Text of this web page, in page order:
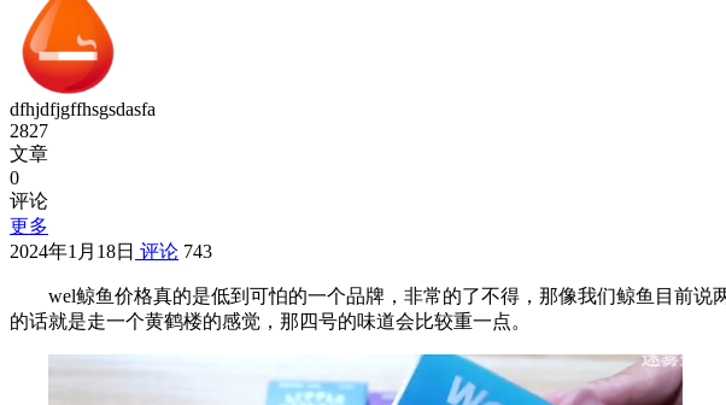
dfhjdfjgffhsgsdasfa
2827
文章
0
评论
更多
2024年1月18日 评论 743
wel鲸鱼价格真的是低到可怕的一个品牌，非常的了不得，那像我们鲸鱼目前
的话就是走一个黄鹤楼的感觉，那四号的味道会比较重一点。